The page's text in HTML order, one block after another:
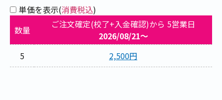
単価を表示(消費税込)
数量
ご注文確定(校了+入金確認)から 5営業日
2026/08/21～
5
2,500円